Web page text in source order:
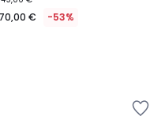
70,00 € -53%